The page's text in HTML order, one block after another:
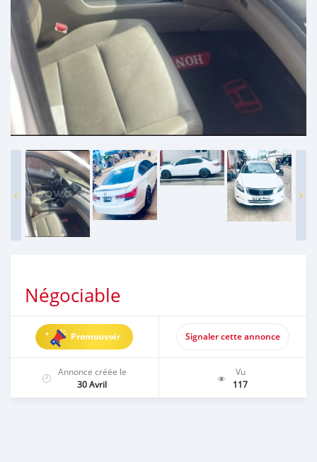
Négociable
Promouvoir Signaler cette annonce
Annonce créée le
30 Avril
Vu
117